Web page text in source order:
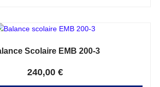
Scolaire EMB 200-3
240,00 €